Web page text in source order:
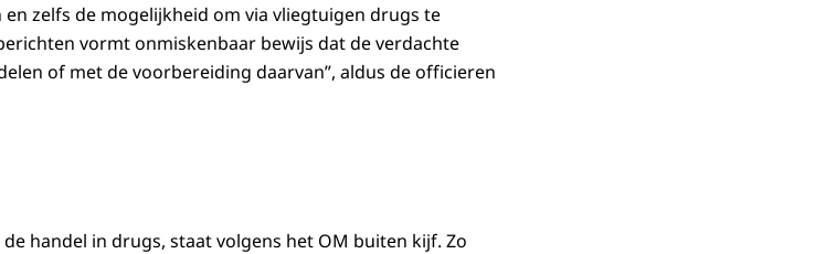
zelfs de mogelijkheid om via vliegtuigen drugs te
vormt onmiskenbaar bewijs dat de verdachte
of met de voorbereiding daarvan”, aldus de officieren
handel in drugs, staat volgens het OM buiten kijf. Zo